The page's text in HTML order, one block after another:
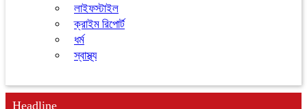
লাইফস্টাইল
ক্রাইম রিপোর্ট
ধর্ম
স্বাস্থ্য
Headline